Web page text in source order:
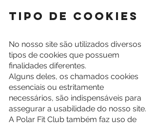
Tipo de Cookies
No nosso site são utilizados diversos
tipos de cookies que possuem
finalidades diferentes.
Alguns deles, os chamados cookies
essenciais ou estritamente
necessários, são indispensáveis para
assegurar a usabilidade do nosso site.
A Polar Fit Club também faz uso de